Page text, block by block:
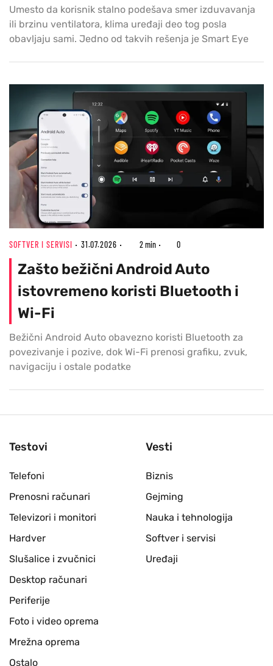
Umesto da korisnik stalno podešava smer izduvavanja
ili brzinu ventilatora, klima uređaji deo tog posla
obavljaju sami. Jedno od takvih rešenja je Smart Eye
SOFTVER I SERVISI 31.07.2026 2 min 0
Zašto bežični Android Auto
istovremeno koristi Bluetooth i
Wi-Fi
Bežični Android Auto obavezno koristi Bluetooth za
povezivanje i pozive, dok Wi-Fi prenosi grafiku, zvuk,
navigaciju i ostale podatke
Testovi
Telefoni
Prenosni računari
Televizori i monitori
Hardver
Slušalice i zvučnici
Desktop računari
Periferije
Foto i video oprema
Mrežna oprema
Ostalo
Vesti
Biznis
Gejming
Nauka i tehnologija
Softver i servisi
Uređaji